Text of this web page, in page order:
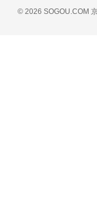
© 2026 SOGOU.COM